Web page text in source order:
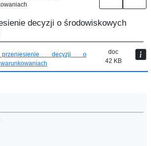
decyzji o środowiskowych
decyzji o
doc
42 KB